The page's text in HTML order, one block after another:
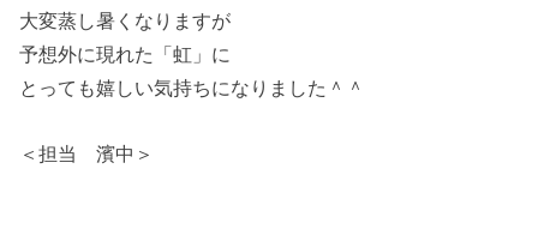
大変蒸し暑くなりますが
予想外に現れた「虹」に
とっても嬉しい気持ちになりました＾＾
＜担当 濱中＞